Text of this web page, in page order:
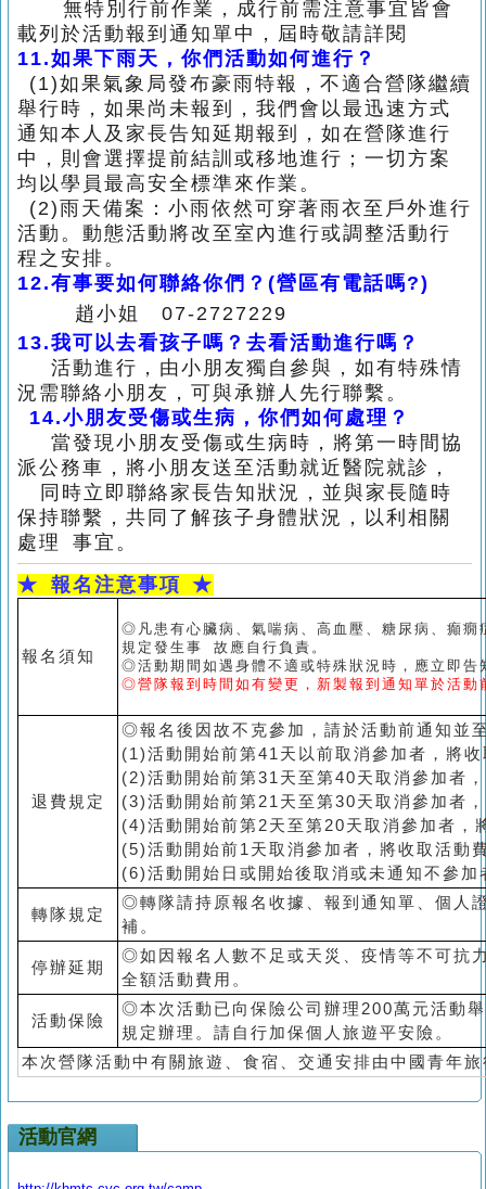
無特別行前作業，成行前需注意事宜皆會
載列於活動報到通知單中，屆時敬請詳閱
11.如果下雨天，你們活動如何進行？
(1)如果氣象局發布豪雨特報，不適合營隊繼續
舉行時，如果尚未報到，我們會以最迅速方式
通知本人及 家長告知延期報到，如在營隊進行
中，則會選擇提前結訓或移地進行；一切方案
均以學員最高安全標準來作業。
(2)雨天備案：小雨依然可穿著雨衣至戶外進行
活動。動態活動將改至室內進行或調整活動行
程之安排。
12.有事要如何聯絡你們？(營區有電話嗎?)
趙小姐 07-2727229
13.我可以去看孩子嗎？去看活動進行嗎？
活動進行，由小朋友獨自參與，如有特殊情
況需聯絡小朋友，可與承辦人先行聯繫。
14.小朋友受傷或生病，你們如何處理？
當發現小朋友受傷或生病時，將第一時間協
派公務車，將小朋友送至活動就近醫院就診，
同時立即聯絡家長告知狀況，並與家長隨時
保持聯繫，共同了解孩子身體狀況，以利相關
處理 事宜。
★ 報名注意事項 ★
報名須知
◎凡患有心臟病、氣喘病、高血壓、糖尿病、癲
規定發生事 故應自行負責。
◎活動期間如遇身體不適或特殊狀況時，應立即
◎營隊報到時間如有變更，新製報到通知單於活動
退費規定
◎報名後因故不克參加，請於活動前通知並
(1)活動開始前第41天以前取消參加者，將
(2)活動開始前第31天至第40天取消參加者
(3)活動開始前第21天至第30天取消參加者
(4)活動開始前第2天至第20天取消參加者，
(5)活動開始前1天取消參加者，將收取活動
(6)活動開始日或開始後取消或未通知不參
轉隊規定
◎轉隊請持原報名收據、報到通知單、個人
補。
停辦延期
◎如因報名人數不足或天災、疫情等不可抗
全額活動費用。
活動保險
◎本次活動已向保險公司辦理200萬元活動
規定辦理。請自行加保個人旅遊平安險。
本次營隊活動中有關旅遊、食宿、交通安排由中國青年
活動官網